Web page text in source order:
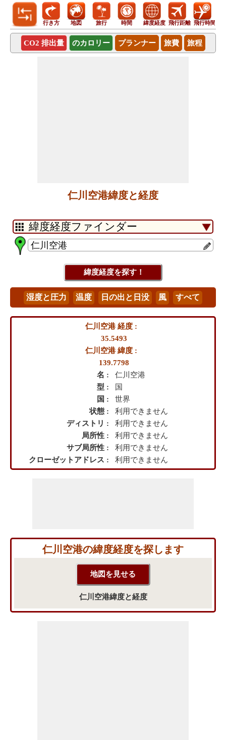
行き方 地図 旅行 時間 緯度経度 飛行距離 飛行時間
CO2 排出量 のカロリー プランナー 旅費 旅程
仁川空港緯度と経度
仁川空港 経度 :
35.5493
仁川空港 緯度 :
139.7798
名 :
仁川空港
型 :
国
国 :
世界
状態 :
利用できません
ディストリ :
利用できません
局所性 :
利用できません
サブ局所性 :
利用できません
クローゼットアドレス :
利用できません
仁川空港の緯度経度を探します
仁川空港緯度と経度